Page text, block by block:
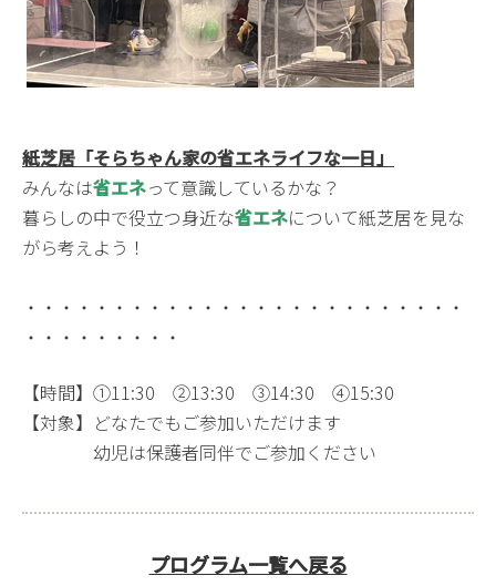
紙芝居「そらちゃん家の省エネライフな一日」
みんなは省エネって意識しているかな？
暮らしの中で役立つ身近な省エネについて紙芝居を見な
がら考えよう！
・・・・・・・・・・・・・・・・・・・・・・・・・
・・・・・・・・・
【時間】①11:30 ②13:30 ③14:30 ④15:30
【対象】どなたでもご参加いただけます
幼児は保護者同伴でご参加ください
プログラム一覧へ戻る